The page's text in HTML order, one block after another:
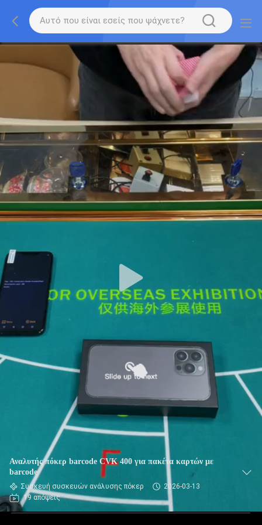
Αναλυτής πόκερ barcode CVK 400 για πακέτα καρτών με
barcode
Συσκευή συσκευών ανάλυσης πόκερ
2026-03-13
19 απόψεις